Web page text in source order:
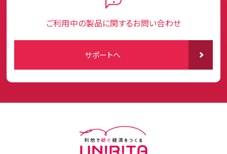
ご利用中の製品に関するお問い合わせ
サポートへ